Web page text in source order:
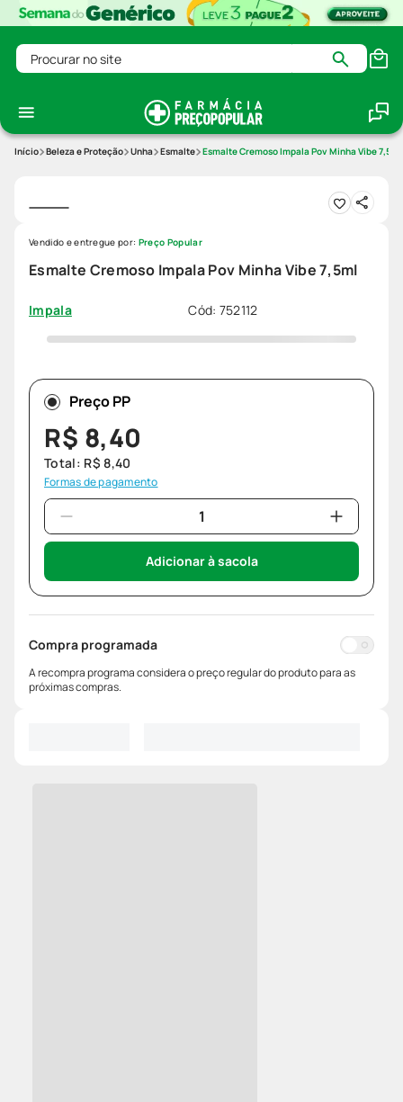
Procurar no site
Beleza e Proteção Unha Esmalte Esmalte Cremoso Impala Pov Minha Vibe 7,5ml
Esmalte Cremoso Impala Pov Minha Vibe 7,5ml
Impala Cód: 752112
Vendido e entregue por: Preço Popular
Preço PP
R$ 8,40
Total: R$ 8,40
Formas de pagamento
Adicionar à sacola
Compra programada
A recompra programa considera o preço regular do produto para as
próximas compras.